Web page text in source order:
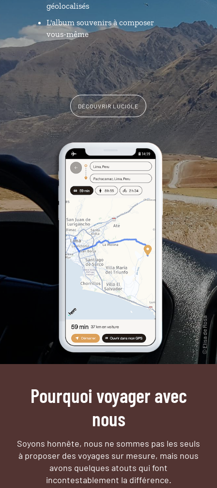
géolocalisés
L'album souvenirs à composer
vous-même
DÉCOUVRIR LUCIOLE
Pourquoi voyager avec
nous
Soyons honnête, nous ne sommes pas les seuls
à proposer des voyages sur mesure, mais nous
avons quelques atouts qui font
incontestablement la différence.